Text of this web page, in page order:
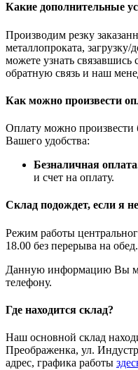
Какие дополнительные
Производим резку
металлопроката,
можете узнать связавшись
обратную связь и наш
Как можно произвести
Оплату можно
Вашего удобства:
Безналичная
и счет на оплату.
Склад подождет, если я
Режим работы
18.00 без перерыва на обед.
Данную информацию Вы
телефону.
Где находится склад?
Наш основной склад
Преображенка, ул.
адрес, графика работы